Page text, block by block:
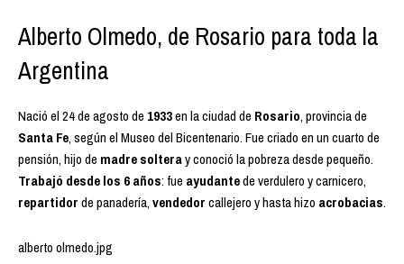
Alberto Olmedo, de Rosario para toda la
Argentina
Nació el 24 de agosto de 1933en la ciudad de Rosario, provincia de
Santa Fe, según el Museo del Bicentenario. Fue criado en un cuarto de
pensión, hijo de madre solteray conoció la pobreza desde pequeño.
Trabajó desde los 6 años: fue ayudantede verdulero y carnicero,
repartidorde panadería,vendedorcallejero y hasta hizo acrobacias.
alberto olmedo.jpg